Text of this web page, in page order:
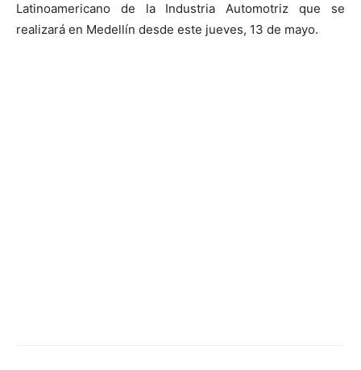
Latinoamericano de la Industria Automotriz que se
realizará en Medellín desde este jueves, 13 de mayo.